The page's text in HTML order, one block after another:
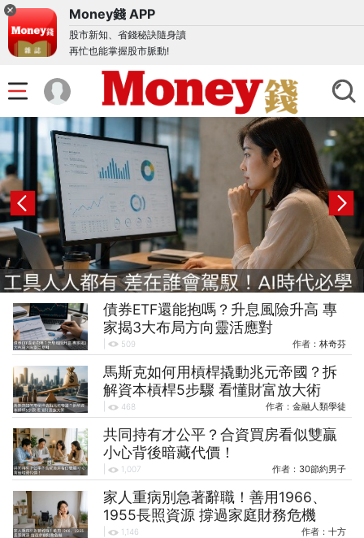
Money錢 APP
股市新知、省錢秘訣隨身讀
再忙也能掌握股市脈動!
債券ETF還能抱嗎？升息風險升高 專
家揭3大布局方向靈活應對
509 作者： 林奇芬
馬斯克如何用槓桿撬動兆元帝國？拆
解資本槓桿5步驟 看懂財富放大術
468 作者： 金融人類學徒
共同持有才公平？合資買房看似雙贏
小心背後暗藏代價！
1,007 作者： 30節約男子
家人重病別急著辭職！善用1966、
1955長照資源 撐過家庭財務危機
1,146 作者： 十方